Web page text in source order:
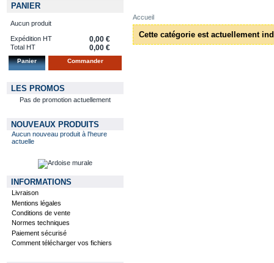
PANIER
Aucun produit
Expédition HT 0,00 €
Total HT 0,00 €
Panier Commander
LES PROMOS
Pas de promotion actuellement
NOUVEAUX PRODUITS
Aucun nouveau produit à l'heure
actuelle
INFORMATIONS
Livraison
Mentions légales
Conditions de vente
Normes techniques
Paiement sécurisé
Comment télécharger vos fichiers
Accueil
Cette catégorie est actuellement